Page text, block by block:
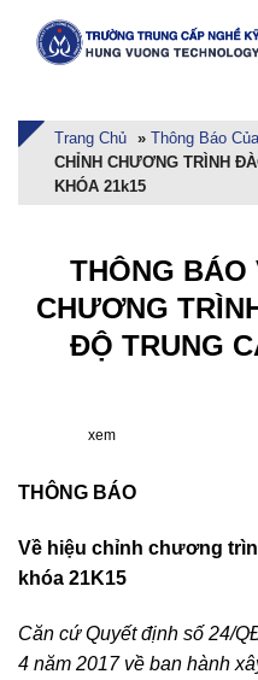
Trang Chủ » Thông Báo
CHỈNH CHƯƠNG TRÌNH
KHÓA 21k15
THÔNG BÁO
CHƯƠNG
ĐỘ TRUNG
xem
THÔNG BÁO
Về hiệu chỉnh chương
khóa 21K15
Căn cứ Quyết định số 24/
4 năm 2017 về ban hành